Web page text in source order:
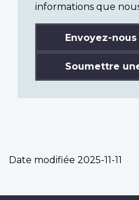
informations que
Envoyez-
Soumettre
Date modifiée 2025-11-11